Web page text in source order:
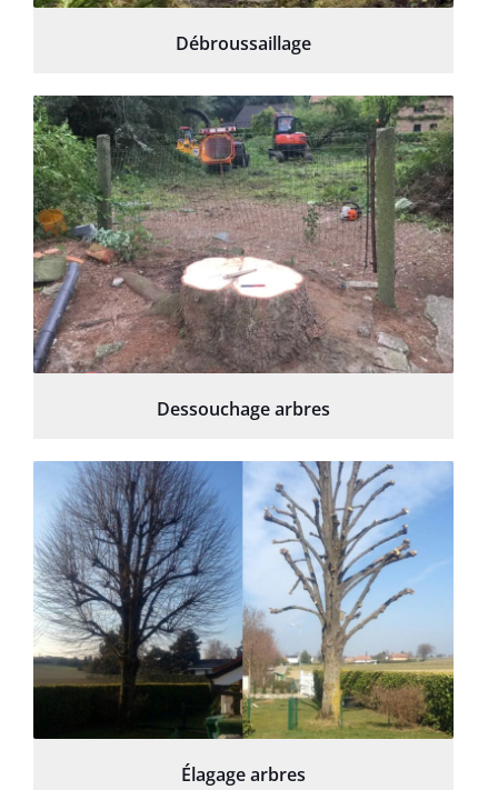
Débroussaillage
Dessouchage arbres
Élagage arbres